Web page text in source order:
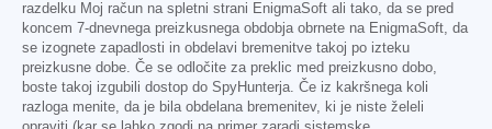
razdelku Moj račun na spletni strani EnigmaSoft ali tako, da se pred
koncem 7-dnevnega preizkusnega obdobja obrnete na EnigmaSoft, da
se izognete zapadlosti in obdelavi bremenitve takoj po izteku
preizkusne dobe. Če se odločite za preklic med preizkusno dobo,
boste takoj izgubili dostop do SpyHunterja. Če iz kakršnega koli
razloga menite, da je bila obdelana bremenitev, ki je niste želeli